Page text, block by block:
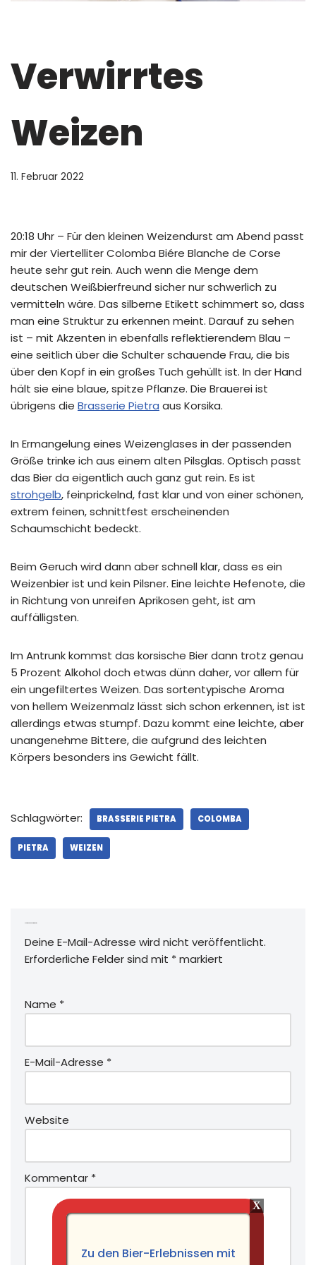
Verwirrtes
Weizen
11. Februar 2022
20:18 Uhr – Für den kleinen Weizendurst am Abend passt
mir der Viertelliter Colomba Biére Blanche de Corse
heute sehr gut rein. Auch wenn die Menge dem
deutschen Weißbierfreund sicher nur schwerlich zu
vermitteln wäre. Das silberne Etikett schimmert so, dass
man eine Struktur zu erkennen meint. Darauf zu sehen
ist – mit Akzenten in ebenfalls reflektierendem Blau –
eine seitlich über die Schulter schauende Frau, die bis
über den Kopf in ein großes Tuch gehüllt ist. In der Hand
hält sie eine blaue, spitze Pflanze. Die Brauerei ist
übrigens die Brasserie Pietra aus Korsika.
In Ermangelung eines Weizenglases in der passenden
Größe trinke ich aus einem alten Pilsglas. Optisch passt
das Bier da eigentlich auch ganz gut rein. Es ist
strohgelb, feinprickelnd, fast klar und von einer schönen,
extrem feinen, schnittfest erscheinenden
Schaumschicht bedeckt.
Beim Geruch wird dann aber schnell klar, dass es ein
Weizenbier ist und kein Pilsner. Eine leichte Hefenote, die
in Richtung von unreifen Aprikosen geht, ist am
auffälligsten.
Im Antrunk kommst das korsische Bier dann trotz genau
5 Prozent Alkohol doch etwas dünn daher, vor allem für
ein ungefiltertes Weizen. Das sortentypische Aroma
von hellem Weizenmalz lässt sich schon erkennen, ist ist
allerdings etwas stumpf. Dazu kommt eine leichte, aber
unangenehme Bittere, die aufgrund des leichten
Körpers besonders ins Gewicht fällt.
Schlagwörter: BRASSERIE PIETRA COLOMBA
PIETRA WEIZEN
Deine E-Mail-Adresse wird nicht veröffentlicht.
Erforderliche Felder sind mit *markiert
Name *
E-Mail-Adresse *
Website
Kommentar *
Zu den Bier-Erlebnissen mit